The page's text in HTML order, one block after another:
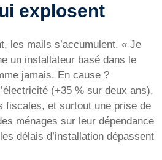
explosent
les mails s’accumulent. « Je
un installateur basé dans le
jamais. En cause ?
(+35 % sur deux ans),
fiscales, et surtout une prise de
ménages sur leur dépendance
délais d’installation dépassent